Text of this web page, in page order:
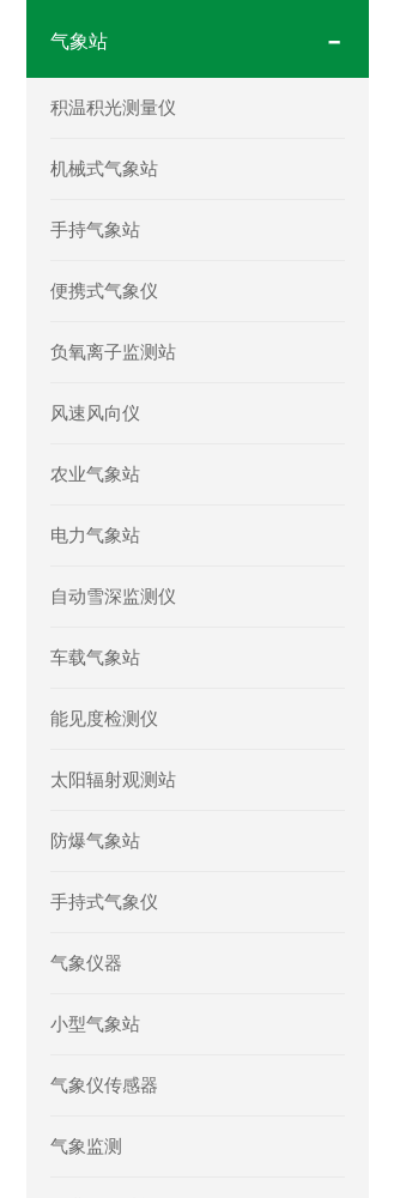
气象站
积温积光测量仪
机械式气象站
手持气象站
便携式气象仪
负氧离子监测站
风速风向仪
农业气象站
电力气象站
自动雪深监测仪
车载气象站
能见度检测仪
太阳辐射观测站
防爆气象站
手持式气象仪
气象仪器
小型气象站
气象仪传感器
气象监测